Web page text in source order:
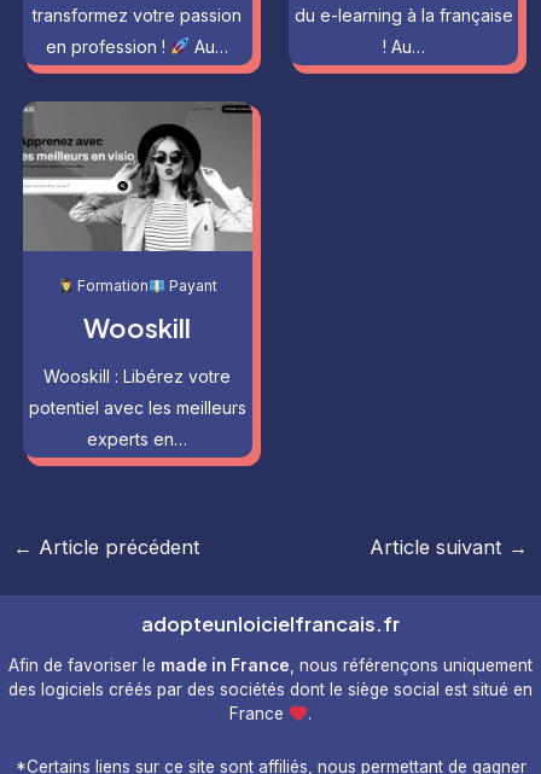
transformez votre passion
en profession !
Au…
du e-learning à la française
! Au…
Formation Payant
Wooskill
Wooskill : Libérez votre
potentiel avec les meilleurs
experts en…
Navigation
← Article précédent Article suivant →
adopteunloicielfrancais.fr
Afin de favoriser le made in France , nous référençons uniquement
des logiciels créés par des sociétés dont le siège social est situé en
France
.
*Certains liens sur ce site sont affiliés, nous permettant de gagner